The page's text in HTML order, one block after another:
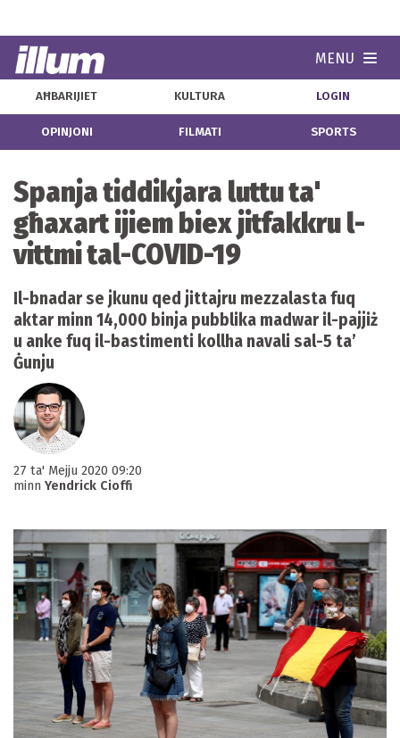
MENU
AĦBARIJIET KULTURA LOGIN
OPINJONI FILMATI SPORTS
Spanja tiddikjara luttu ta'
għaxart ijiem biex jitfakkru l-
vittmi tal-COVID-19
Il-bnadar se jkunu qed jittajru mezzalasta fuq
aktar minn 14,000 binja pubblika madwar il-pajjiż
u anke fuq il-bastimenti kollha navali sal-5 ta’
Ġunju
27 ta' Mejju 2020 09:20
minn Yendrick Cioffi